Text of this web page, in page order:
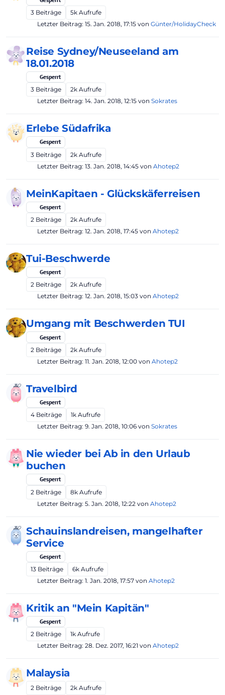
3 Beiträge 5k Aufrufe
Letzter Beitrag: 15. Jan. 2018, 17:15 von Günter/HolidayCheck
Reise Sydney/Neuseeland am
18.01.2018
Gesperrt
3 Beiträge 2k Aufrufe
Letzter Beitrag: 14. Jan. 2018, 12:15 von Sokrates
Erlebe Südafrika
Gesperrt
3 Beiträge 2k Aufrufe
Letzter Beitrag: 13. Jan. 2018, 14:45 von Ahotep2
MeinKapitaen - Glückskäferreisen
Gesperrt
2 Beiträge 2k Aufrufe
Letzter Beitrag: 12. Jan. 2018, 17:45 von Ahotep2
Tui-Beschwerde
Gesperrt
2 Beiträge 2k Aufrufe
Letzter Beitrag: 12. Jan. 2018, 15:03 von Ahotep2
Umgang mit Beschwerden TUI
Gesperrt
2 Beiträge 2k Aufrufe
Letzter Beitrag: 11. Jan. 2018, 12:00 von Ahotep2
Travelbird
Gesperrt
4 Beiträge 1k Aufrufe
Letzter Beitrag: 9. Jan. 2018, 10:06 von Sokrates
Nie wieder bei Ab in den Urlaub
buchen
Gesperrt
2 Beiträge 8k Aufrufe
Letzter Beitrag: 5. Jan. 2018, 12:22 von Ahotep2
Schauinslandreisen, mangelhafter
Service
Gesperrt
13 Beiträge 6k Aufrufe
Letzter Beitrag: 1. Jan. 2018, 17:57 von Ahotep2
Kritik an "Mein Kapitän"
Gesperrt
2 Beiträge 1k Aufrufe
Letzter Beitrag: 28. Dez. 2017, 16:21 von Ahotep2
Malaysia
2 Beiträge 2k Aufrufe